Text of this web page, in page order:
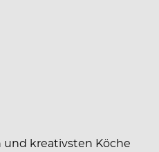
kreativsten Köche